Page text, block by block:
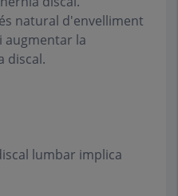
natural d'envelliment
augmentar la
discal.
lumbar implica